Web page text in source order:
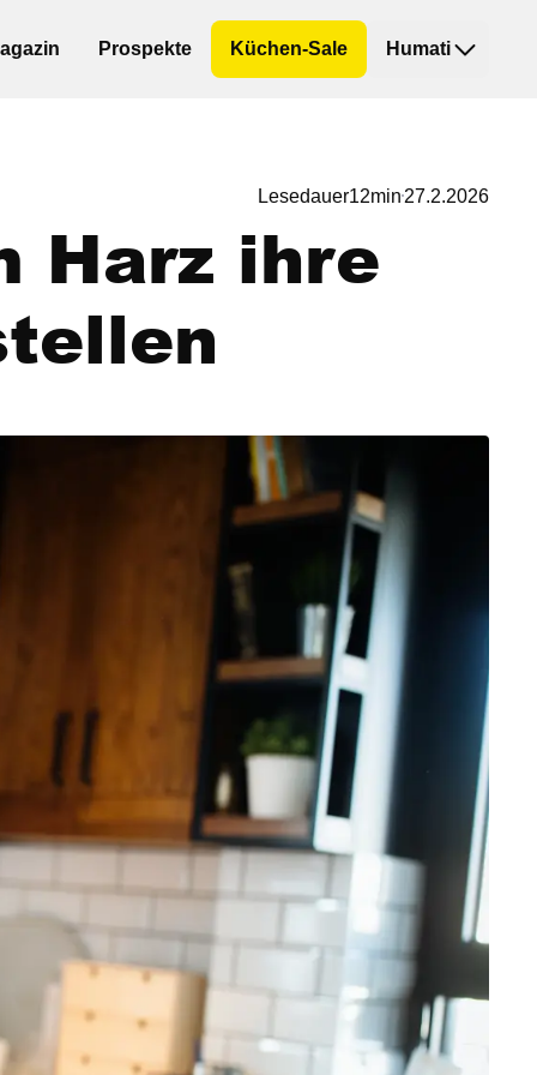
Prospekte Küchen-Sale Humati
Lesedauer12min 27.2.2026
Harz ihre